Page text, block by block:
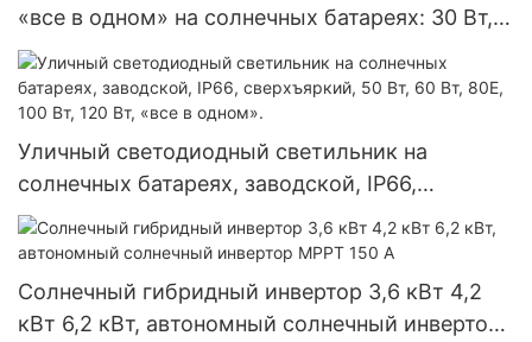
«все в одном» на солнечных батареях: 30 Вт,
60 Вт, 80 Вт, 100 Вт, со встроенным
светодиодом.
Уличный светодиодный светильник на
солнечных батареях, заводской, IP66,
сверхъяркий, 50 Вт, 60 Вт, 80E, 100 Вт, 120 Вт,
«все в одном».
Солнечный гибридный инвертор 3,6 кВт 4,2
кВт 6,2 кВт, автономный солнечный инвертор